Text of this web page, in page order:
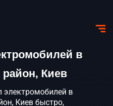
в
Киев
электромобилей в
Киев быстро,